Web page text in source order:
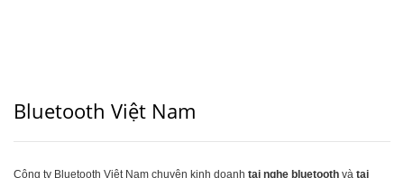
Bluetooth Việt Nam
Công ty Bluetooth Việt Nam chuyên kinh doanh tai nghe bluetooth và tai